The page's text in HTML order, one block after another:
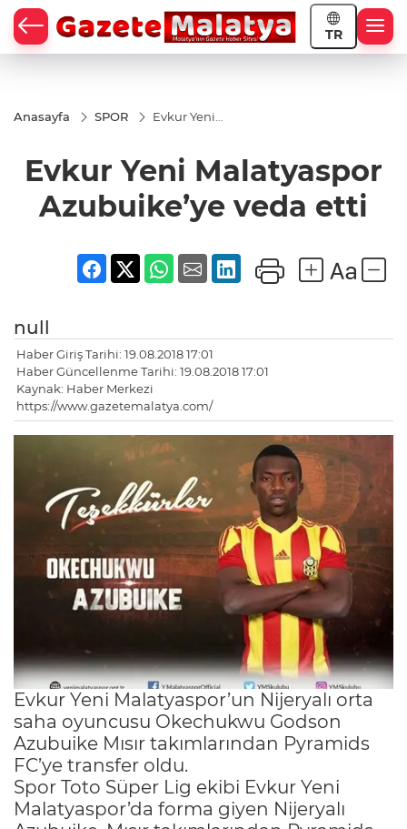
TR
Anasayfa SPOR
Evkur Yeni
veda etti
Evkur Yeni Malatyaspor
Azubuike’ye veda etti
null
Haber Giriş Tarihi: 19.08.2018 17:01
Haber Güncellenme Tarihi: 19.08.2018 17:01
Kaynak: Haber Merkezi
https://www.gazetemalatya.com/
Evkur Yeni Malatyaspor’un Nijeryalı orta
saha oyuncusu Okechukwu Godson
Azubuike Mısır takımlarından Pyramids
FC’ye transfer oldu.
Spor Toto Süper Lig ekibi Evkur Yeni
Malatyaspor’da forma giyen Nijeryalı